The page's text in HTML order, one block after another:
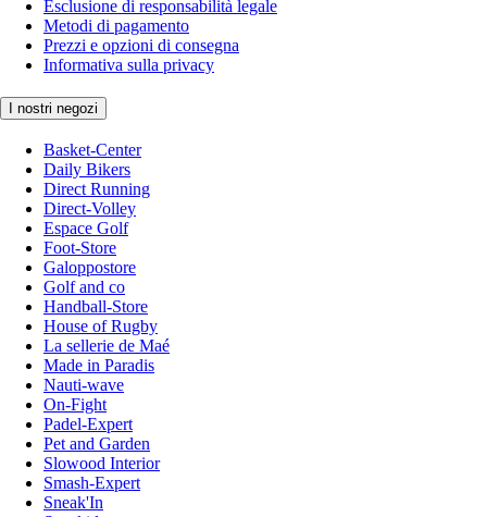
Esclusione di responsabilità legale
Metodi di pagamento
Prezzi e opzioni di consegna
Informativa sulla privacy
I nostri negozi
Basket-Center
Daily Bikers
Direct Running
Direct-Volley
Espace Golf
Foot-Store
Galoppostore
Golf and co
Handball-Store
House of Rugby
La sellerie de Maé
Made in Paradis
Nauti-wave
On-Fight
Padel-Expert
Pet and Garden
Slowood Interior
Smash-Expert
Sneak'In